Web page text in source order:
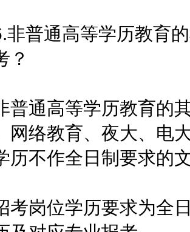
通高等学历教育的
？
高等学历教育的其
网络教育、夜大、电
历不作全日制要求的
位学历要求为全日